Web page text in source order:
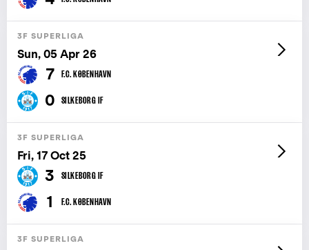
3F SUPERLIGA
Sun, 05 Apr 26
7 F.C. KØBENHAVN
0 SILKEBORG IF
3F SUPERLIGA
Fri, 17 Oct 25
3 SILKEBORG IF
1 F.C. KØBENHAVN
3F SUPERLIGA